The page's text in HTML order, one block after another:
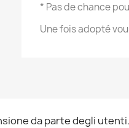
* Pas de chance
Une fois adopté
da parte degli utenti.